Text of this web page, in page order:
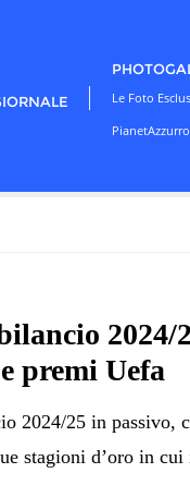
Le Foto
PianetAzzurro
2024/
premi Uefa
2024/25 in passivo,
stagioni d’oro in